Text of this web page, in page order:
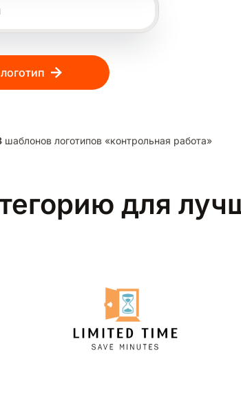
шаблонов логотипов «контрольная работа»
для